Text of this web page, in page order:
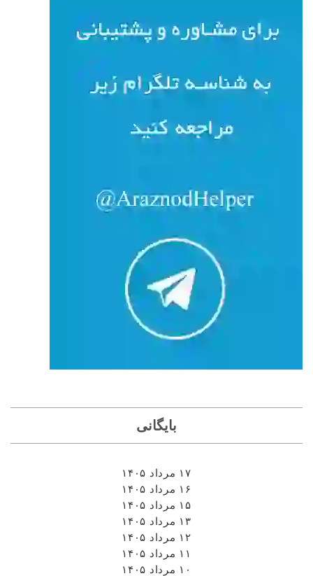
بایگانی
۱۷ مرداد ۱۴۰۵
۱۶ مرداد ۱۴۰۵
۱۵ مرداد ۱۴۰۵
۱۳ مرداد ۱۴۰۵
۱۲ مرداد ۱۴۰۵
۱۱ مرداد ۱۴۰۵
۱۰ مرداد ۱۴۰۵